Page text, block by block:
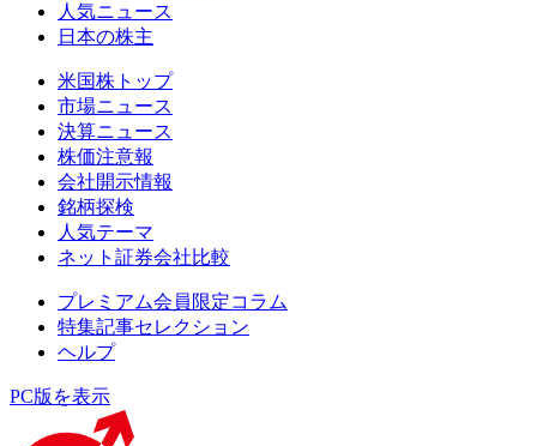
人気ニュース
日本の株主
米国株トップ
市場ニュース
決算ニュース
株価注意報
会社開示情報
銘柄探検
人気テーマ
ネット証券会社比較
プレミアム会員限定コラム
特集記事セレクション
ヘルプ
PC版を表示